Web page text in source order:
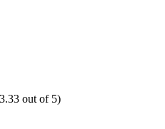
out of 5)